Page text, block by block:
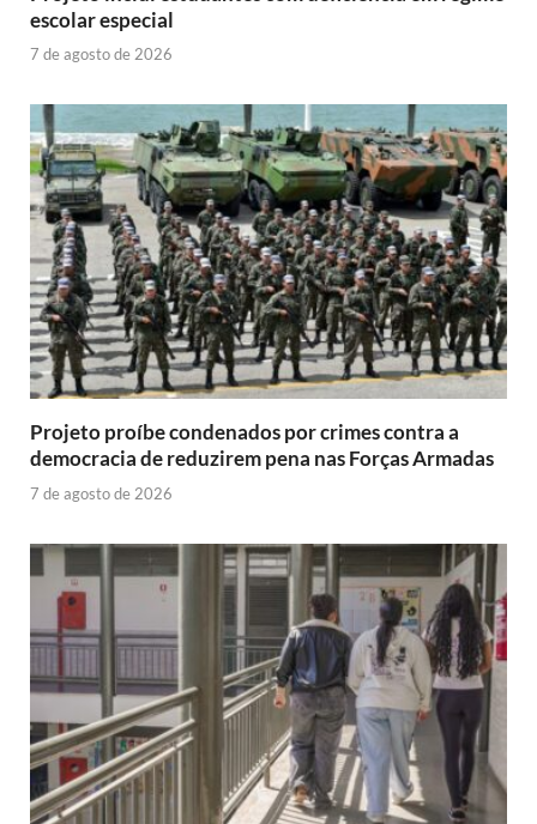
escolar especial
7 de agosto de 2026
Projeto proíbe condenados por crimes contra a
democracia de reduzirem pena nas Forças Armadas
7 de agosto de 2026